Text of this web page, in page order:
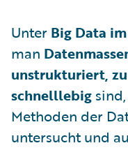
Unter Big Data
man
unstrukturiert,
schnelllebig
Methoden der
untersucht und